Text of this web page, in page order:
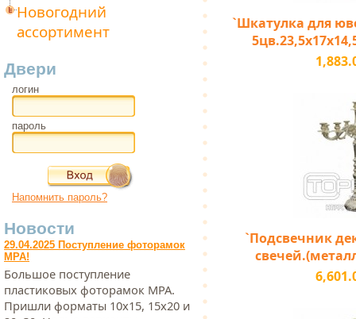
Новогодний
ассортимент
Двери
логин
пароль
Напомнить пароль?
Новости
29.04.2025 Поступление фоторамок
МРА!
Большое поступление
пластиковых фоторамок МРА.
Пришли форматы 10х15, 15х20 и
`Шкатулка для
`Подсвечник